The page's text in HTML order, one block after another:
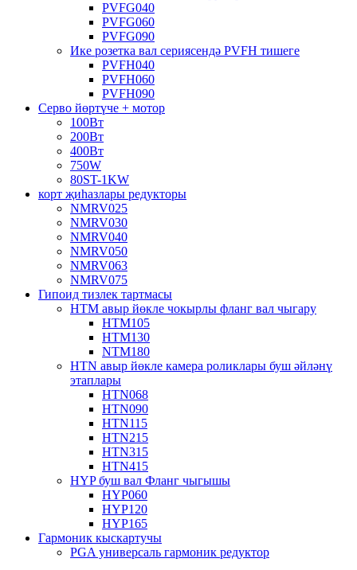
PVFG040
PVFG060
PVFG090
Ике розетка вал сериясендә PVFH тишеге
PVFH040
PVFH060
PVFH090
Серво йөртүче + мотор
100Вт
200Вт
400Вт
750W
80ST-1KW
корт җиһазлары редукторы
NMRV025
NMRV030
NMRV040
NMRV050
NMRV063
NMRV075
Гипоид тизлек тартмасы
HTM авыр йөкле чокырлы фланг вал чыгару
HTM105
HTM130
NTM180
HTN авыр йөкле камера роликлары буш әйләнү
этаплары
HTN068
HTN090
HTN115
HTN215
HTN315
HTN415
HYP буш вал Фланг чыгышы
HYP060
HYP120
HYP165
Гармоник кыскартучы
PGA универсаль гармоник редуктор